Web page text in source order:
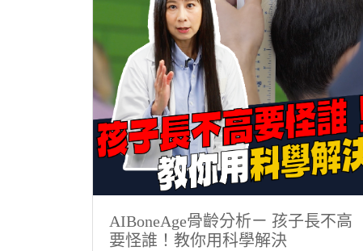
AIBoneAge骨齡分析ㄧ 孩子長不高
要怪誰！教你用科學解決